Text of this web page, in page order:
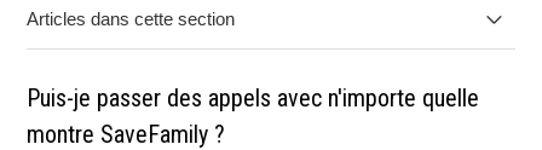
Articles dans cette section
L'appareil ne se connecte pas à Internet.
Puis-je passer des appels avec n'importe quelle
montre SaveFamily ?